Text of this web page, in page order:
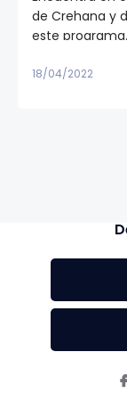
de Crehana y
este programa.
18/04/2022